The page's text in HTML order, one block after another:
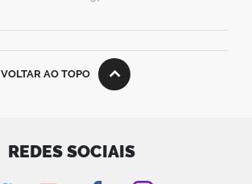
VOLTAR AO TOPO
REDES SOCIAIS